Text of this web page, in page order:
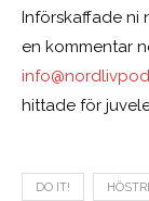
Införskaffade ni
en kommentar
hittade för
DO IT!